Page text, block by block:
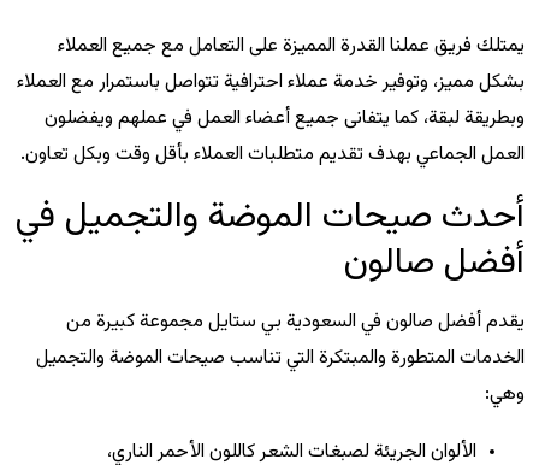
يمتلك فريق عملنا القدرة المميزة على التعامل مع جميع العملاء
بشكل مميز، وتوفير خدمة عملاء احترافية تتواصل باستمرار مع العملاء
وبطريقة لبقة، كما يتفانى جميع أعضاء العمل في عملهم ويفضلون
العمل الجماعي بهدف تقديم متطلبات العملاء بأقل وقت وبكل تعاون.
أحدث صيحات الموضة والتجميل في
أفضل صالون
يقدم أفضل صالون في السعودية بي ستايل مجموعة كبيرة من
الخدمات المتطورة والمبتكرة التي تناسب صيحات الموضة والتجميل
وهي:
الألوان الجريئة لصبغات الشعر كاللون الأحمر الناري،